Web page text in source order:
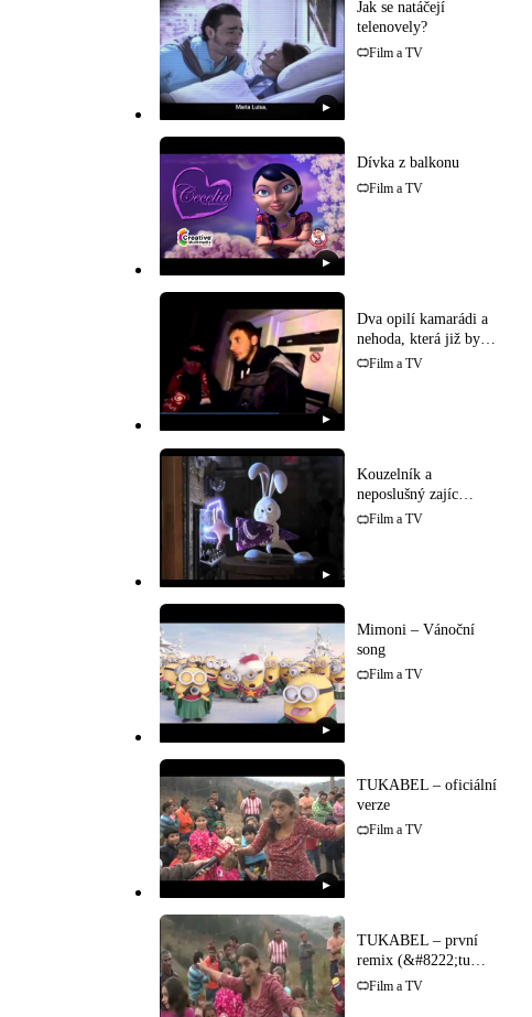
▶
Jak se natáčejí
telenovely?
Film a TV
▶
Dívka z balkonu
Film a TV
▶
Dva opilí kamarádi a
nehoda, která již byla
uskutečněna!
Film a TV
▶
Kouzelník a
neposlušný zajíc
(Pixar)
Film a TV
▶
Mimoni – Vánoční
song
Film a TV
▶
TUKABEL – oficiální
verze
Film a TV
TUKABEL – první
remix (&#8222;tu
kabel")
Film a TV